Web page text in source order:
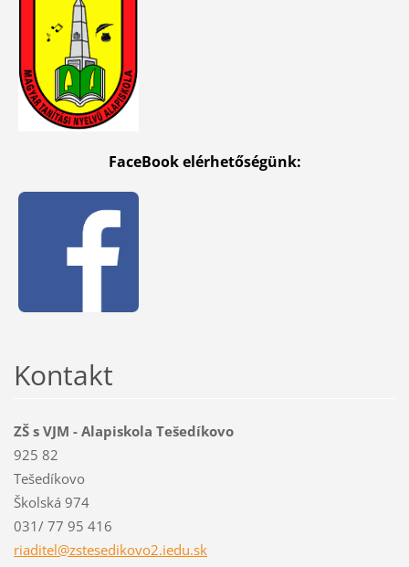
FaceBook elérhetőségünk:
Kontakt
ZŠ s VJM - Alapiskola Tešedíkovo
925 82
Tešedíkovo
Školská 974
031/ 77 95 416
riaditel@zstesedikovo2.iedu.sk